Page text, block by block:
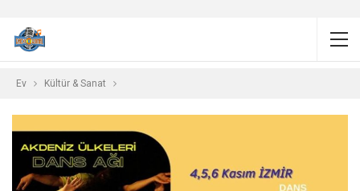
Ev Kültür & Sanat